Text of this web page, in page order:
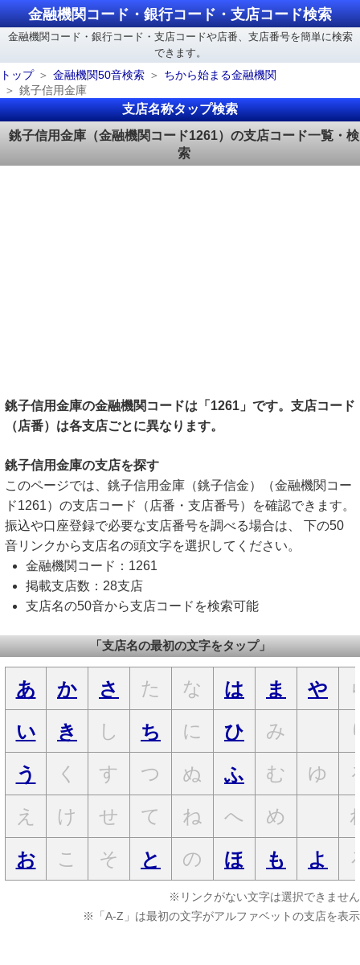
金融機関コード・銀行コード・支店コード検索
金融機関コード・銀行コード・支店コードや店番、支店番号を簡単に検索
できます。
トップ
金融機関50音検索
ちから始まる金融機関
銚子信用金庫
支店名称タップ検索
銚子信用金庫（金融機関コード1261）の支店コード一覧・検
索
銚子信用金庫の金融機関コードは「1261」です。支店コード
（店番）は各支店ごとに異なります。
銚子信用金庫の支店を探す
このページでは、銚子信用金庫（銚子信金）（金融機関コー
ド1261）の支店コード（店番・支店番号）を確認できます。
振込や口座登録で必要な支店番号を調べる場合は、 下の50
音リンクから支店名の頭文字を選択してください。
金融機関コード：1261
掲載支店数：28支店
支店名の50音から支店コードを検索可能
「支店名の最初の文字をタップ」
あ か さ た な は ま や
い
き し ち に ひ み
う
く す つ ぬ ふ む ゆ
え
け せ て ね へ め
お
こ そ と の ほ も よ
※リンクがない文字は選択できません
※「A-Z」は最初の文字がアルファベットの支店を表示